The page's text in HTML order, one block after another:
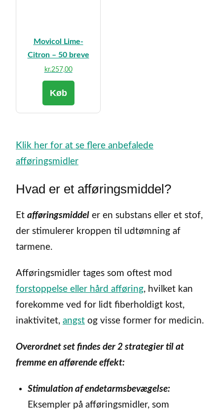
Movicol Lime-
Citron – 50 breve
kr.257,00
Køb
Klik her for at se flere anbefalede
afføringsmidler
Hvad er et afføringsmiddel?
Et afføringsmiddel er en substans eller et stof,
der stimulerer kroppen til udtømning af
tarmene.
Afføringsmidler tages som oftest mod
forstoppelse eller hård afføring, hvilket kan
forekomme ved for lidt fiberholdigt kost,
inaktivitet, angst og visse former for medicin.
Overordnet set findes der 2 strategier til at
fremme en afførende effekt:
Stimulation af endetarmsbevægelse:
Eksempler på afføringsmidler, som